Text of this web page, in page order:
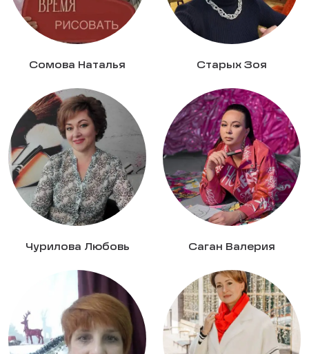
Сомова Наталья Старых Зоя
Чурилова Любовь Саган Валерия